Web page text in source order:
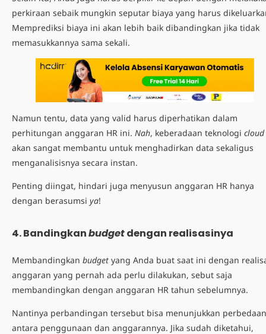
perkiraan sebaik mungkin seputar biaya yang harus
Memprediksi biaya ini akan lebih baik dibandingkan jika tidak
memasukkannya sama sekali.
Namun tentu, data yang valid harus diperhatikan dalam
perhitungan anggaran HR ini. Nah, keberadaan teknologi cloud
akan sangat membantu untuk menghadirkan data sekaligus
menganalisisnya secara instan.
Penting diingat, hindari juga menyusun anggaran HR hanya
dengan berasumsi ya!
4. Bandingkanbudgetdengan realisasinya
Membandingkan budget yang Anda buat saat ini dengan
anggaran yang pernah ada perlu dilakukan, sebut saja
membandingkan dengan anggaran HR tahun sebelumnya.
Nantinya perbandingan tersebut bisa menunjukkan perbedaan
antara penggunaan dan anggarannya. Jika sudah diketahui,